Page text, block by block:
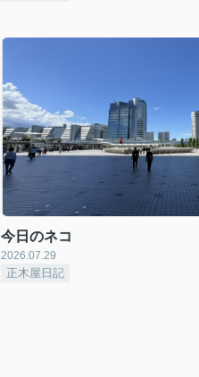
今日のネコ
2026.07.29
正木屋日記